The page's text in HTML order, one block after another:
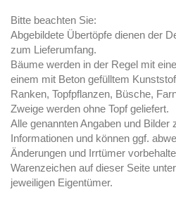
Bitte beachten Sie:
Abgebildete Übertöpfe dienen der
zum Lieferumfang.
Bäume werden in der Regel mit
einem mit Beton gefülltem
Ranken, Topfpflanzen, Büsche,
Zweige werden ohne Topf geliefert.
Alle genannten Angaben und
Informationen und können ggf.
Änderungen und Irrtümer
Warenzeichen auf dieser Seite
jeweiligen Eigentümer.